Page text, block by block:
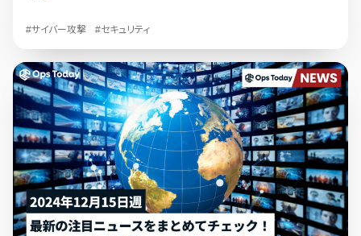
#サイバー攻撃 #セキュリティ